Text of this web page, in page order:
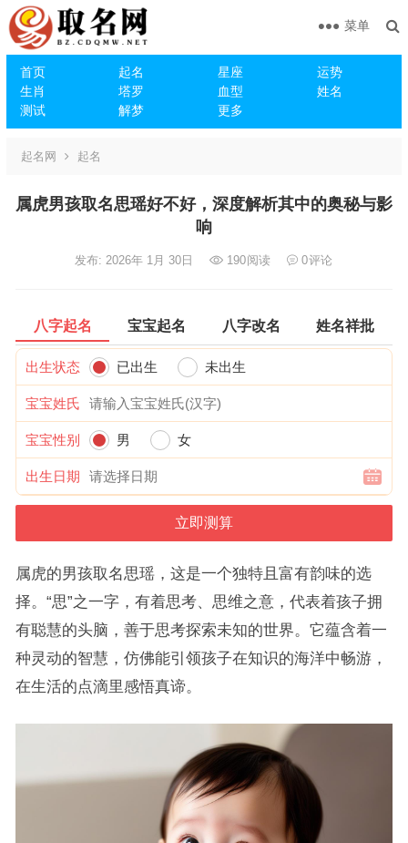
首页 起名 星座
运势
生肖
塔罗 血型
姓名
测试
解梦 更多
菜单
起名网 起名
属虎男孩取名思瑶好不好，深度解析其中的奥秘与影
响
发布: 2026年 1月 30日 190阅读 0评论
八字起名 宝宝起名 八字改名 姓名祥批
出生状态 已出生 未出生
宝宝姓氏
宝宝性别 男 女
出生日期
属虎的男孩取名思瑶，这是一个独特且富有韵味的选
择。“思”之一字，有着思考、思维之意，代表着孩子拥
有聪慧的头脑，善于思考探索未知的世界。它蕴含着一
种灵动的智慧，仿佛能引领孩子在知识的海洋中畅游，
在生活的点滴里感悟真谛。